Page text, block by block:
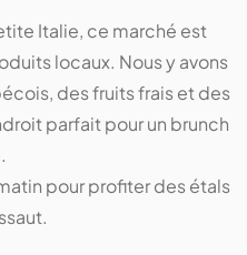
Italie, ce marché est
locaux. Nous y avons
des fruits frais et des
parfait pour un brunch
pour profiter des étals